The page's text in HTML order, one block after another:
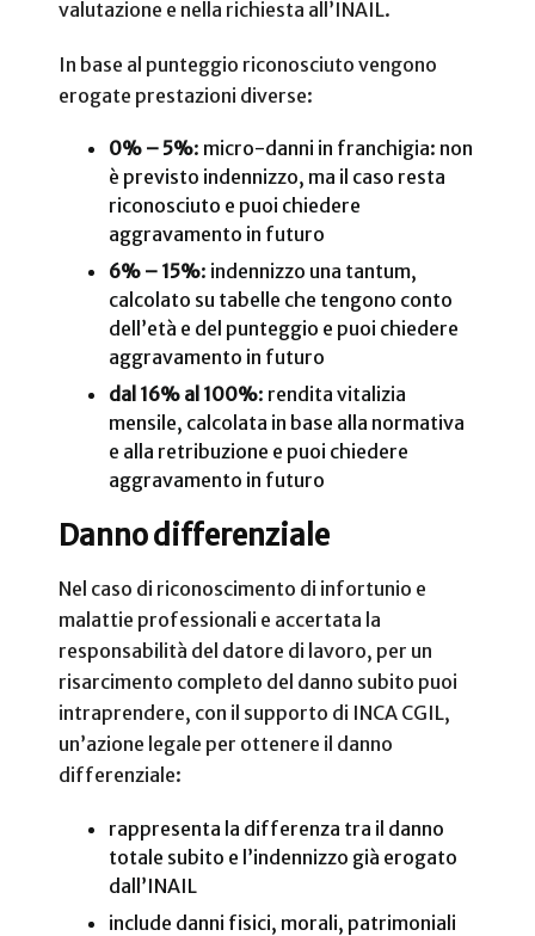
valutazione e nella richiesta all’INAIL.
In base al punteggio riconosciuto vengono
erogate prestazioni diverse:
0% – 5%: micro-danni in franchigia: non
è previsto indennizzo, ma il caso resta
riconosciuto e puoi chiedere
aggravamento in futuro
6% – 15%: indennizzo una tantum,
calcolato su tabelle che tengono conto
dell’età e del punteggio e puoi chiedere
aggravamento in futuro
dal 16% al 100%: rendita vitalizia
mensile, calcolata in base alla normativa
e alla retribuzione e puoi chiedere
aggravamento in futuro
Danno differenziale
Nel caso di riconoscimento di infortunio e
malattie professionali e accertata la
responsabilità del datore di lavoro, per un
risarcimento completo del danno subito puoi
intraprendere, con il supporto di INCA CGIL,
un’azione legale per ottenere il danno
differenziale:
rappresenta la differenza tra il danno
totale subito e l’indennizzo già erogato
dall’INAIL
include danni fisici, morali, patrimoniali